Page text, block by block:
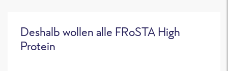
Deshalb wollen alle FRoSTA High
Protein